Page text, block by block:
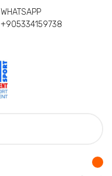
WHATSAPP
+905334159738